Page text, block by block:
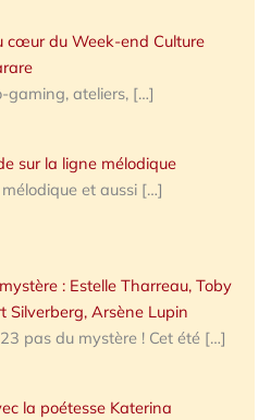
cœur du Week-end Culture
gaming, ateliers, […]
sur la ligne mélodique
et aussi […]
: Estelle Tharreau, Toby
Silverberg, Arsène Lupin
pas du mystère ! Cet été […]
la poétesse Katerina